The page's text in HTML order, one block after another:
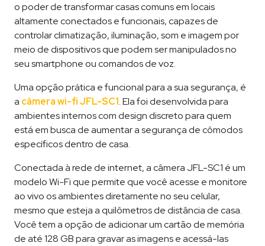
o poder de transformar casas comuns em locais
altamente conectados e funcionais, capazes de
controlar climatização, iluminação, som e imagem por
meio de dispositivos que podem ser manipulados no
seu smartphone ou comandos de voz.
Uma opção prática e funcional para a sua segurança, é
a câmera wi-fi JFL-SC1. Ela foi desenvolvida para
ambientes internos com design discreto para quem
está em busca de aumentar a segurança de cômodos
específicos dentro de casa.
Conectada à rede de internet, a câmera JFL-SC1 é um
modelo Wi-Fi que permite que você acesse e monitore
ao vivo os ambientes diretamente no seu celular,
mesmo que esteja a quilômetros de distância de casa.
Você tem a opção de adicionar um cartão de memória
de até 128 GB para gravar as imagens e acessá-las